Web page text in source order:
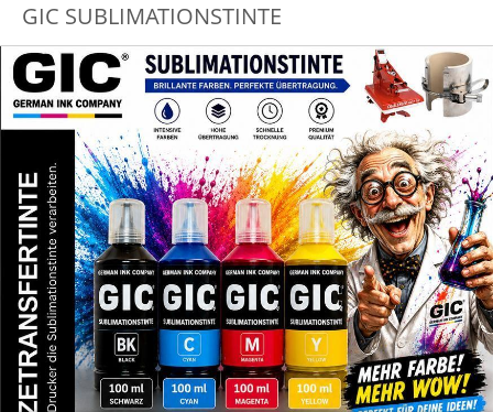
GIC SUBLIMATIONSTINTE